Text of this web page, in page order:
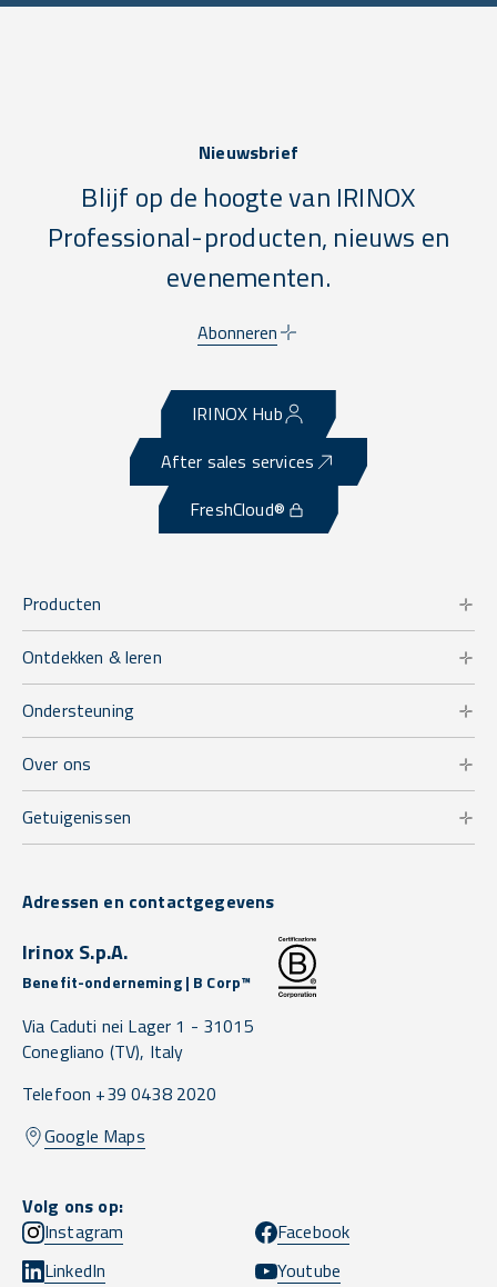
Nieuwsbrief
Blijf op de hoogte van IRINOX
Professional-producten, nieuws en
evenementen.
Abonneren
IRINOX Hub
After sales services
FreshCloud®
Producten
Ontdekken & leren
Ondersteuning
Over ons
Getuigenissen
Adressen en contactgegevens
Irinox S.p.A.
Benefit-onderneming | B Corp™
Via Caduti nei Lager 1 - 31015
Conegliano (TV), Italy
Telefoon +39 0438 2020
Google Maps
Volg ons op:
Instagram
Facebook
LinkedIn
Youtube